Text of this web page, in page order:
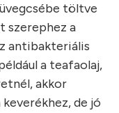
töltve
szerephez a
antibakteriális
a teafaolaj,
akkor
de jó